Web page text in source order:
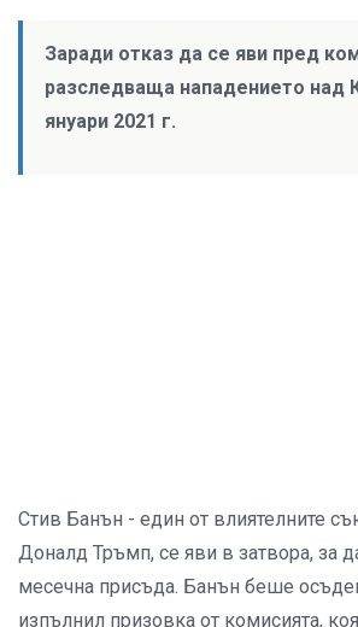
Заради отказ да се яви пред
разследваща нападението над
януари 2021 г.
Стив Банън - един от влиятелните
Доналд Тръмп, се яви в затвора, за
месечна присъда. Банън беше
изпълнил призовка от комисията,